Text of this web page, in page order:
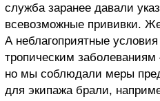
служба заранее давали
всевозможные прививки.
А неблагоприятные
тропическим
но мы соблюдали меры
для экипажа брали,